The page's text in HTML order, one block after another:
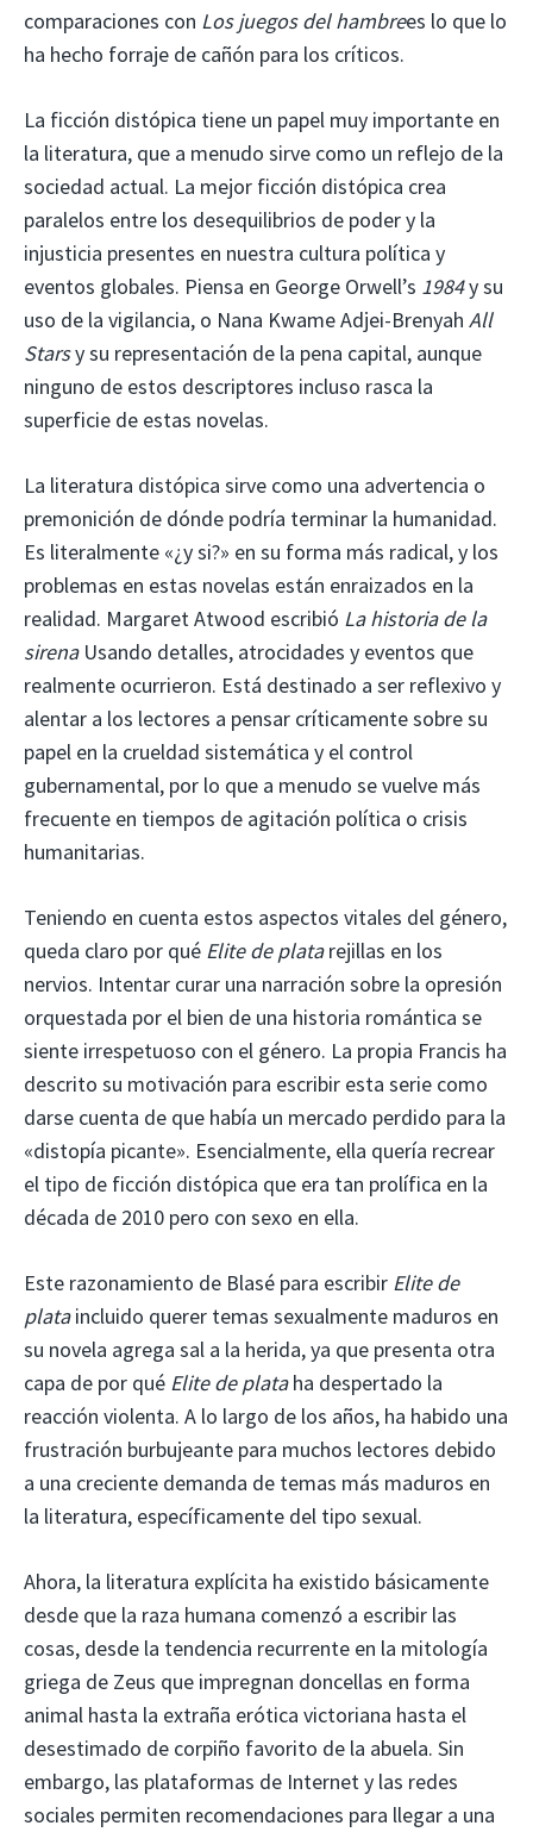
comparaciones con Los juegos del hambrees lo que lo
ha hecho forraje de cañón para los críticos.
La ficción distópica tiene un papel muy importante en
la literatura, que a menudo sirve como un reflejo de la
sociedad actual. La mejor ficción distópica crea
paralelos entre los desequilibrios de poder y la
injusticia presentes en nuestra cultura política y
eventos globales. Piensa en George Orwell’s 1984y su
uso de la vigilancia, o Nana Kwame Adjei-Brenyah All
Starsy su representación de la pena capital, aunque
ninguno de estos descriptores incluso rasca la
superficie de estas novelas.
La literatura distópica sirve como una advertencia o
premonición de dónde podría terminar la humanidad.
Es literalmente «¿y si?» en su forma más radical, y los
problemas en estas novelas están enraizados en la
realidad. Margaret Atwood escribió La historia de la
sirenaUsando detalles, atrocidades y eventos que
realmente ocurrieron. Está destinado a ser reflexivo y
alentar a los lectores a pensar críticamente sobre su
papel en la crueldad sistemática y el control
gubernamental, por lo que a menudo se vuelve más
frecuente en tiempos de agitación política o crisis
humanitarias.
Teniendo en cuenta estos aspectos vitales del género,
queda claro por qué Elite de platarejillas en los
nervios. Intentar curar una narración sobre la opresión
orquestada por el bien de una historia romántica se
siente irrespetuoso con el género. La propia Francis ha
descrito su motivación para escribir esta serie como
darse cuenta de que había un mercado perdido para la
«distopía picante». Esencialmente, ella quería recrear
el tipo de ficción distópica que era tan prolífica en la
década de 2010 pero con sexo en ella.
Este razonamiento de Blasé para escribir Elite de
plataincluido querer temas sexualmente maduros en
su novela agrega sal a la herida, ya que presenta otra
capa de por qué Elite de plataha despertado la
reacción violenta. A lo largo de los años, ha habido una
frustración burbujeante para muchos lectores debido
a una creciente demanda de temas más maduros en
la literatura, específicamente del tipo sexual.
Ahora, la literatura explícita ha existido básicamente
desde que la raza humana comenzó a escribir las
cosas, desde la tendencia recurrente en la mitología
griega de Zeus que impregnan doncellas en forma
animal hasta la extraña erótica victoriana hasta el
desestimado de corpiño favorito de la abuela. Sin
embargo, las plataformas de Internet y las redes
sociales permiten recomendaciones para llegar a una